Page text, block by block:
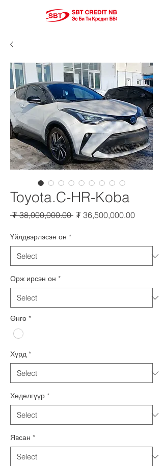
Toyota.C-HR-Koba
₮ 38,000,000.00 Regular
₮ 36,500,000.00Sale
Үйлдвэрлэсэн он *
Орж ирсэн он *
Өнгө *
Хүрд *
Хөдөлгүүр *
Явсан *